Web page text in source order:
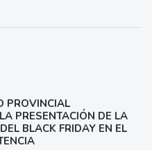
PROVINCIAL
PRESENTACIÓN DE LA
BLACK FRIDAY EN EL